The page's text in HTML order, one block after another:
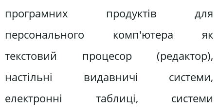
програмних продуктів для
персонального комп'ютера як
текстовий процесор (редактор),
настільні видавничі системи,
електронні таблиці, системи